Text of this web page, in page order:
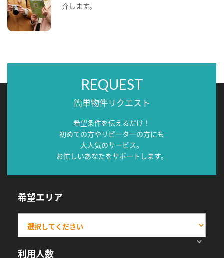
介します。
REQUEST
簡単物件リクエスト
希望条件を伝えるだけ！
初めての方やリピーターの方にも
大人気のサービス。
お忙しいあなたをサポートします。
希望エリア
利用人数